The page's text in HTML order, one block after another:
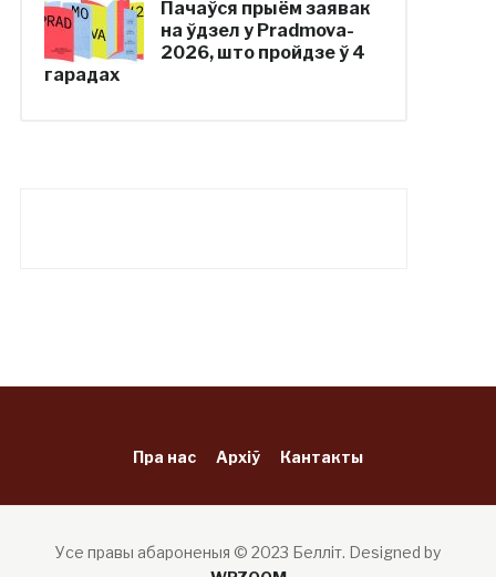
Пачаўся прыём заявак
на ўдзел у Pradmova-
2026, што пройдзе ў 4
гарадах
Пра нас Архіў Кантакты
Усе правы абароненыя © 2023 Белліт. Designed by